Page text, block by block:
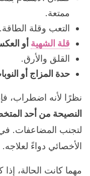
ممتعة.
التعب وقلة الطاقة.
قلة الشهية أو
القلق والأرق.
حدة المزاج أو
نظرًا لأنه اضطراب،
النصيحة من أحد
لتجنب المضاعفات.
الأخصائي دواءً لعلاجه.
مهما كانت الحالة،